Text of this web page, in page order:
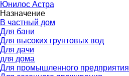
Юнилос Астра
Назначение
В частный дом
Для бани
Для высоких грунтовых вод
Для дачи
для дома
Для промышленного предприятия